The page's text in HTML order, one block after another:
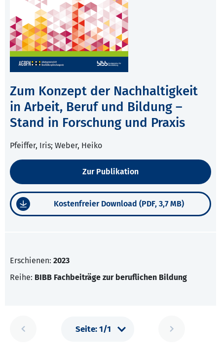
Zum Konzept der Nachhaltigkeit
in Arbeit, Beruf und Bildung –
Stand in Forschung und Praxis
Pfeiffer, Iris; Weber, Heiko
Zur Publikation
Kostenfreier Download (PDF, 3,7 MB)
Erschienen: 2023
Reihe: BIBB Fachbeiträge zur beruflichen Bildung